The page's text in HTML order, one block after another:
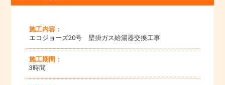
施工内容：
エコジョーズ20号 壁掛ガス給湯器交換工事
施工期間：
3時間